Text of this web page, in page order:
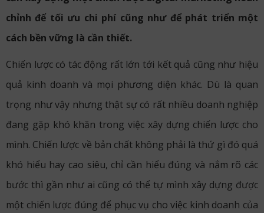
chỉnh để tối ưu chi phí cũng như để phát triển một
cách bền vững là cần thiết.
Chiến lược có tác động rất lớn tới kết quả cũng như hiệu
quả kinh doanh và mọi phương diện khác. Dù là quan
trọng như vậy nhưng thật sự có rất nhiều doanh nghiệp
đang gặp khó khăn trong việc xây dựng chiến lược cho
mình. Chiến lược về bản chất không phải là thứ gì đó quá
khó hiểu hay cao siêu, chỉ cần hiểu đúng và nắm rõ các
bước thì gần như ai cũng có thể tự mình xây dựng được
một chiến lược đúng để phục vụ cho việc kinh doanh của